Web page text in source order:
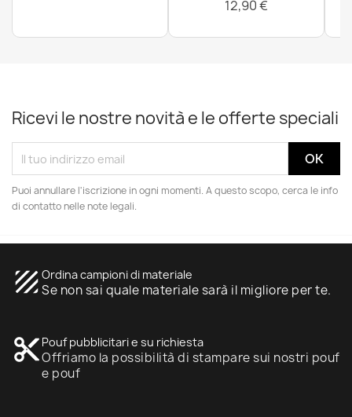
12,90 €
Ricevi le nostre novità e le offerte speciali
Puoi annullare l'iscrizione in ogni momenti. A questo scopo, cerca le info
di contatto nelle note legali.
texture Ordina campioni di materiale
Se non sai quale materiale sarà il migliore per te.
content_cut Pouf pubblicitari e su richiesta
Offriamo la possibilità di stampare sui nostri pouf
e pouf